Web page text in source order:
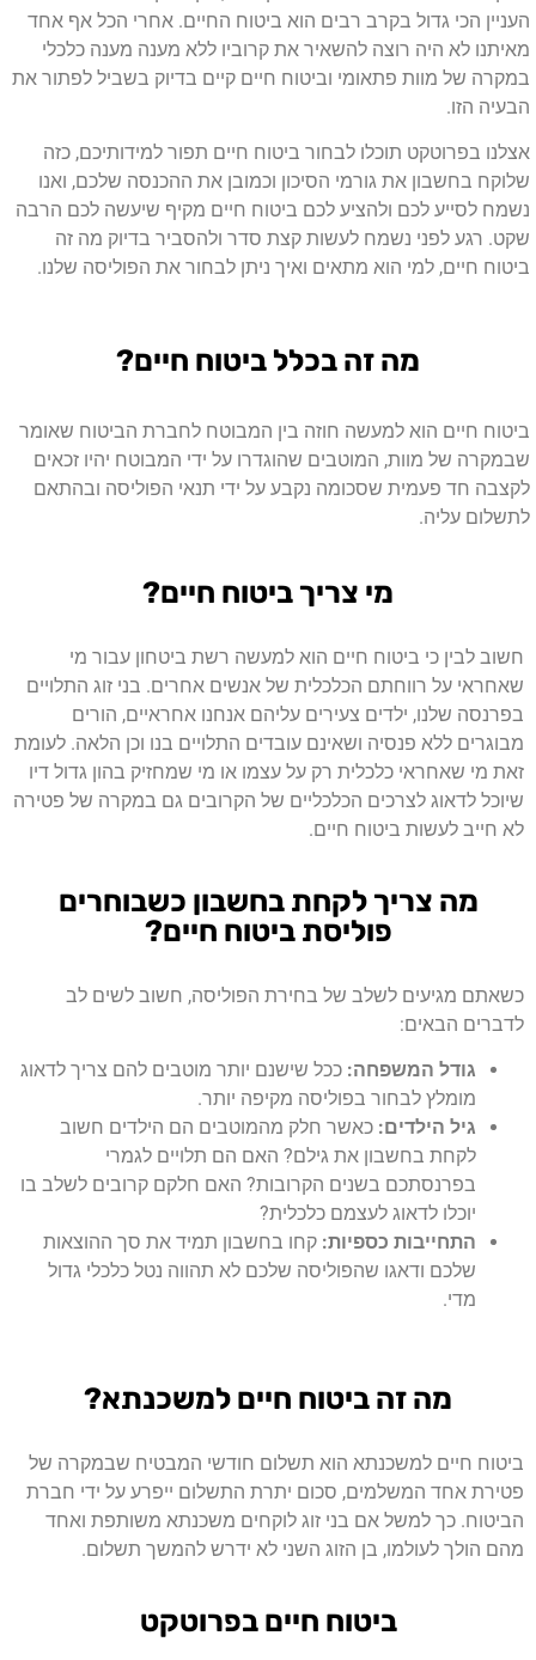
העניין הכי גדול בקרב רבים הוא ביטוח החיים. אחרי הכל אף אחד
מאיתנו לא היה רוצה להשאיר את קרוביו ללא מענה מענה כלכלי
במקרה של מוות פתאומי וביטוח חיים קיים בדיוק בשביל לפתור את
הבעיה הזו.
אצלנו בפרוטקט תוכלו לבחור ביטוח חיים תפור למידותיכם, כזה
שלוקח בחשבון את גורמי הסיכון וכמובן את ההכנסה שלכם, ואנו
נשמח לסייע לכם ולהציע לכם ביטוח חיים מקיף שיעשה לכם הרבה
שקט. רגע לפני נשמח לעשות קצת סדר ולהסביר בדיוק מה זה
ביטוח חיים, למי הוא מתאים ואיך ניתן לבחור את הפוליסה שלנו.
מה זה בכלל ביטוח חיים?
ביטוח חיים הוא למעשה חוזה בין המבוטח לחברת הביטוח שאומר
שבמקרה של מוות, המוטבים שהוגדרו על ידי המבוטח יהיו זכאים
לקצבה חד פעמית שסכומה נקבע על ידי תנאי הפוליסה ובהתאם
לתשלום עליה.
מי צריך ביטוח חיים?
חשוב לבין כי ביטוח חיים הוא למעשה רשת ביטחון עבור מי
שאחראי על רווחתם הכלכלית של אנשים אחרים. בני זוג התלויים
בפרנסה שלנו, ילדים צעירים עליהם אנחנו אחראיים, הורים
מבוגרים ללא פנסיה ושאינם עובדים התלויים בנו וכן הלאה. לעומת
זאת מי שאחראי כלכלית רק על עצמו או מי שמחזיק בהון גדול דיו
שיוכל לדאוג לצרכים הכלכליים של הקרובים גם במקרה של פטירה
לא חייב לעשות ביטוח חיים.
מה צריך לקחת בחשבון כשבוחרים
פוליסת ביטוח חיים?
כשאתם מגיעים לשלב של בחירת הפוליסה, חשוב לשים לב
לדברים הבאים:
גודל המשפחה: ככל שישנם יותר מוטבים להם צריך לדאוג
מומלץ לבחור בפוליסה מקיפה יותר.
גיל הילדים: כאשר חלק מהמוטבים הם הילדים חשוב
לקחת בחשבון את גילם? האם הם תלויים לגמרי
בפרנסתכם בשנים הקרובות? האם חלקם קרובים לשלב בו
יוכלו לדאוג לעצמם כלכלית?
התחייבות כספיות: קחו בחשבון תמיד את סך ההוצאות
שלכם ודאגו שהפוליסה שלכם לא תהווה נטל כלכלי גדול
מדי.
מה זה ביטוח חיים למשכנתא?
ביטוח חיים למשכנתא הוא תשלום חודשי המבטיח שבמקרה של
פטירת אחד המשלמים, סכום יתרת התשלום ייפרע על ידי חברת
הביטוח. כך למשל אם בני זוג לוקחים משכנתא משותפת ואחד
מהם הולך לעולמו, בן הזוג השני לא ידרש להמשך תשלום.
ביטוח חיים בפרוטקט